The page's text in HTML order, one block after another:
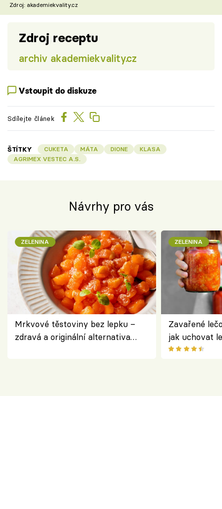
Zdroj: akademiekvality.cz
Zdroj receptu
archiv akademiekvality.cz
Vstoupit do diskuze
Sdílejte článek
ŠTÍTKY CUKETA MÁTA DIONE
KLASA
AGRIMEX VESTEC A.S.
Návrhy pro vás
ZELENINA
Mrkvové těstoviny bez lepku –
zdravá a originální alternativa
ZELENINA
Zavařené
jak uchovat